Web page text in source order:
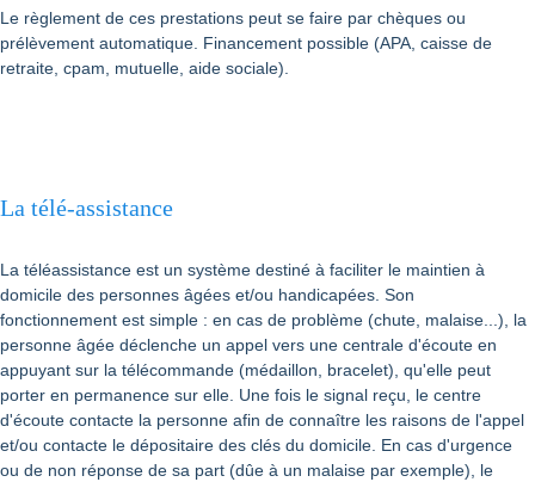
Le règlement de ces prestations peut se faire par chèques ou
prélèvement automatique. Financement possible (APA, caisse de
retraite, cpam, mutuelle, aide sociale).
La télé-assistance
La téléassistance est un système destiné à faciliter le maintien à
domicile des personnes âgées et/ou handicapées. Son
fonctionnement est simple : en cas de problème (chute, malaise...), la
personne âgée déclenche un appel vers une centrale d'écoute en
appuyant sur la télécommande (médaillon, bracelet), qu'elle peut
porter en permanence sur elle. Une fois le signal reçu, le centre
d'écoute contacte la personne afin de connaître les raisons de l'appel
et/ou contacte le dépositaire des clés du domicile. En cas d'urgence
ou de non réponse de sa part (dûe à un malaise par exemple), le